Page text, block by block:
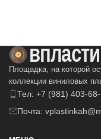
Площадка, на которой
коллекции виниловых
Тел: +7 (981) 403-
Почта: